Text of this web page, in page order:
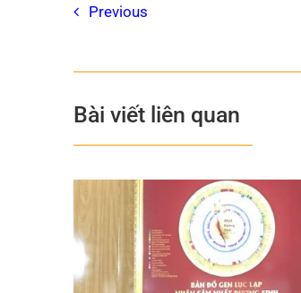
Previous
Bài viết liên quan